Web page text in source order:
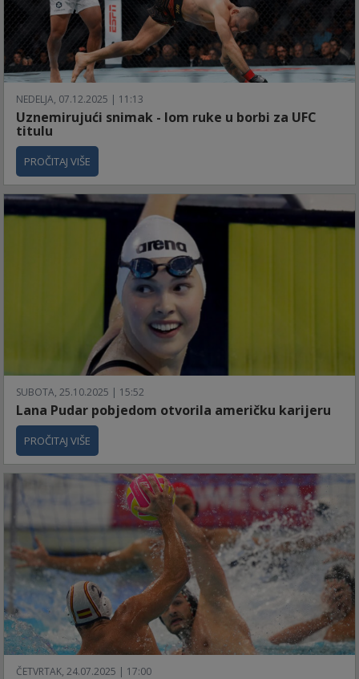
NEDELJA, 07.12.2025 | 11:13
Uznemirujući snimak - lom ruke u borbi za UFC
titulu
PROČITAJ VIŠE
SUBOTA, 25.10.2025 | 15:52
Lana Pudar pobjedom otvorila američku karijeru
PROČITAJ VIŠE
ČETVRTAK, 24.07.2025 | 17:00